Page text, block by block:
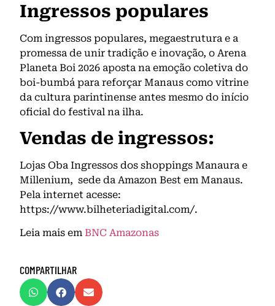
Ingressos populares
Com ingressos populares, megaestrutura e a
promessa de unir tradição e inovação, o Arena
Planeta Boi 2026 aposta na emoção coletiva do
boi-bumbá para reforçar Manaus como vitrine
da cultura parintinense antes mesmo do início
oficial do festival na ilha.
Vendas de ingressos:
Lojas Oba Ingressos dos shoppings Manaura e
Millenium, sede da Amazon Best em Manaus.
Pela internet acesse:
https://www.bilheteriadigital.com/.
Leia mais em BNC Amazonas
COMPARTILHAR